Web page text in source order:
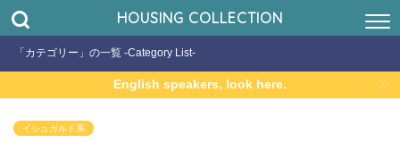
HOUSING COLLECTION
「カテゴリー」の一覧 -Category List-
English speakers, look here.
イシュガルド系